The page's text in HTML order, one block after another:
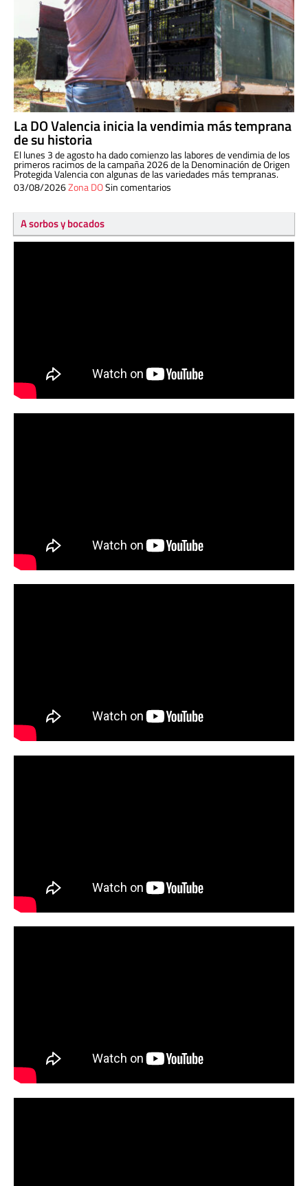
La DO Valencia inicia la vendimia más temprana
de su historia
El lunes 3 de agosto ha dado comienzo las labores de vendimia de los
primeros racimos de la campaña 2026 de la Denominación de Origen
Protegida Valencia con algunas de las variedades más tempranas.
03/08/2026Zona DOSin comentarios
A sorbos y bocados